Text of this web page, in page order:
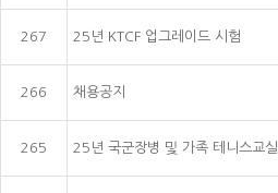
267 25년 KTCF 업그레이드 시험
266 채용공지
265 25년 국군장병 및 가족 테니스교실